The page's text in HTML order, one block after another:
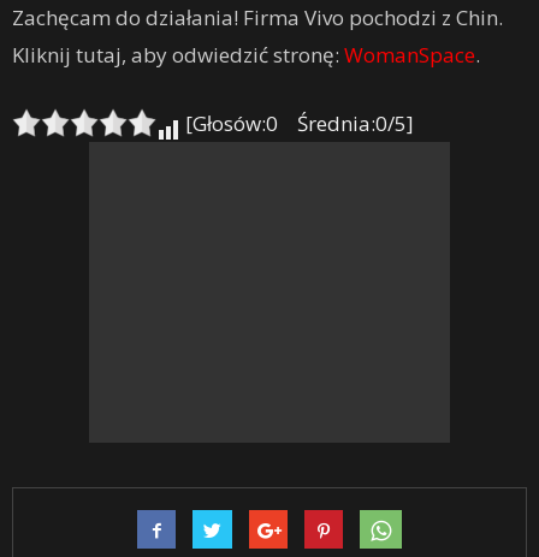
Zachęcam do działania! Firma Vivo pochodzi z Chin.
Kliknij tutaj, aby odwiedzić stronę: WomanSpace.
[Głosów:0 Średnia:0/5]